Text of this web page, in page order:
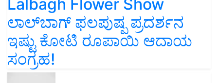
Lalbagh Flower Show
ಲಾಲ್‌ಬಾಗ್ ಫಲಪುಷ್ಪ ಪ್ರದರ್ಶನ
ಇಷ್ಟು ಕೋಟಿ ರೂಪಾಯಿ ಆದಾಯ
ಸಂಗ್ರಹ!